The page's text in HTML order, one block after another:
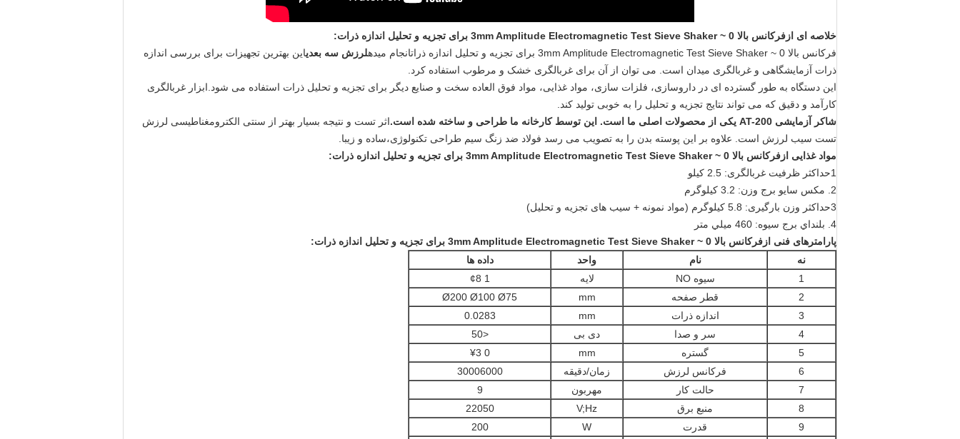
خلاصه ای از فرکانس بالا 0 ~ 3mm Amplitude Electromagnetic Test Sieve Shaker برای تجزیه و تحلیل اندازه ذرات
:
فرکانس بالا 0 ~ 3mm Amplitude Electromagnetic Test Sieve Shaker برای تجزیه و تحلیل اندازه ذرات
انجام ميدهلرزش سه بعدیاین بهترین تجهیزات برای بررسی اندازه
ذرات آزمایشگاهی و غربالگری میدان است. می توان از آن برای غربالگری خشک و مرطوب استفاده کرد.
این دستگاه به طور گسترده ای در داروسازی، فلزات سازی، مواد غذایی، مواد فوق العاده سخت و صنایع دیگر برای تجزیه و تحلیل ذرات استفاده می شود.ابزار غربالگری
کارآمد و دقیق که می تواند نتایج تجزیه و تحلیل را به خوبی تولید کند.
شاکر آزمایشی AT-200 یکی از محصولات اصلی ما است. این توسط کارخانه ما طراحی و ساخته شده است.
اثر تست و نتیجه بسیار بهتر از سنتی الکترومغناطیسی لرزش
تست سیب لرزش است. علاوه بر این پوسته بدن را به تصویب می رسد فولاد ضد زنگ سیم طراحی تکنولوژی،ساده و زيبا.
مواد غذایی از فرکانس بالا 0 ~ 3mm Amplitude Electromagnetic Test Sieve Shaker برای تجزیه و تحلیل اندازه ذرات
:
1حداکثر ظرفیت غربالگری: 2.5 کیلو
2. مکس سایو برج وزن: 3.2 کیلوگرم
3حداکثر وزن بارگیری: 5.8 کیلوگرم (مواد نمونه + سیب های تجزیه و تحلیل)
4. بلنداي برج سيوه: 460 ميلي متر
پارامترهای فنی از فرکانس بالا 0 ~ 3mm Amplitude Electromagnetic Test Sieve Shaker برای تجزیه و تحلیل اندازه ذرات
:
نه
نام واحد
داده ها
1
سيوه NO لایه
1 ¢8
2
قطر صفحه mm
Ø200 Ø100 Ø75
3
اندازه ذرات mm
0.0283
4
سر و صدا دی بی
<50
5
گستره mm
0 ¥3
6
فرکانس لرزش زمان/دقیقه
30006000
7
حالت کار مهربون
9
8
منبع برق V;Hz
22050
9
قدرت W
200